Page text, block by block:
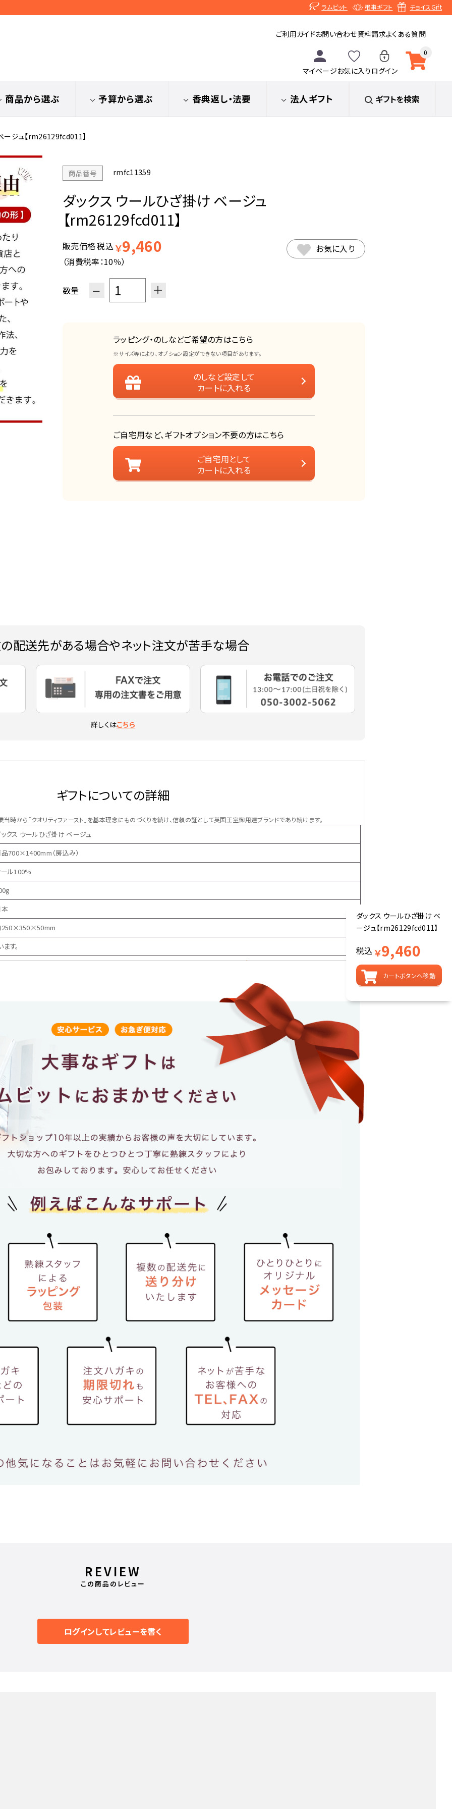
ラムビット 弔事ギフト チョイスGift
0
ご利用ガイドお問い合わせ資料請求よくある質問
マイページお気に入り ログイン
商品から選ぶ 予算から選ぶ 香典返し・法要 法人ギフト ギフトを検索
ージュ【rm26129fcd011】
商品番号 rmfc11359
ダックス ウールひざ掛け ベージュ
【rm26129fcd011】
販売価格税込 ￥9,460
（消費税率：10％）
お気に入り
数量 − ＋
ラッピング・のしなどご希望の方はこちら
※サイズ等により、オプション設定ができない項目があります。
のしなど設定して
カートに入れる
ご自宅用など、ギフトオプション不要の方はこちら
ご自宅用として
カートに入れる
ダックス ウールひざ掛け ベ
ージュ【rm26129fcd011】
税込 ￥9,460
カートボタンへ移動
配送先がある場合やネット注文が苦手な場合
詳しくはこちら
ギフトについての詳細
時から「クオリティファースト」を基本理念にものづくりを続け、信頼の証として英国王室御用達ブランドであり続けます。
クス ウールひざ掛け ベージュ
700×1400mm（房込み）
ル100%
250×350×50mm
す。
REVIEW
この商品のレビュー
ログインしてレビューを書く